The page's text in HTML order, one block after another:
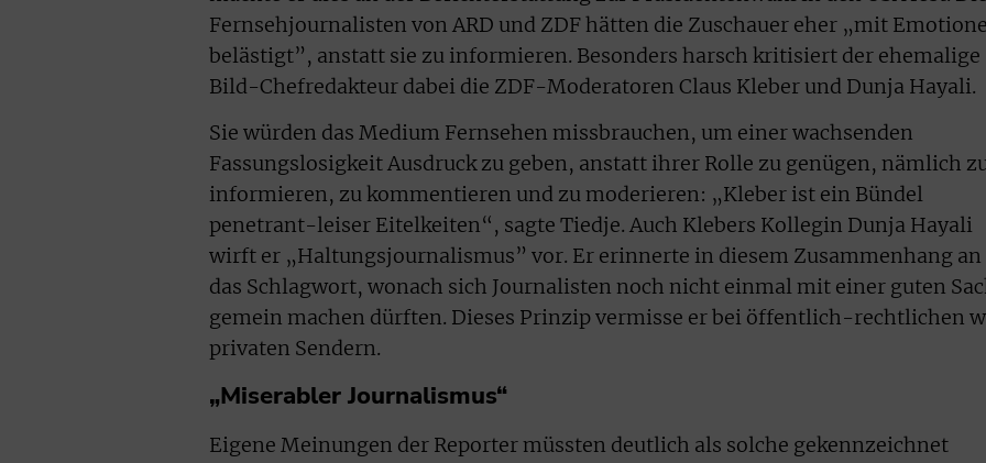
Fernsehjournalisten von ARD und ZDF hätten die Zuschauer eher „mit
belästigt”, anstatt sie zu informieren. Besonders harsch kritisiert der ehemalige
Bild-Chefredakteur dabei die ZDF-Moderatoren Claus Kleber und Dunja Hayali.
Sie würden das Medium Fernsehen missbrauchen, um einer wachsenden
Fassungslosigkeit Ausdruck zu geben, anstatt ihrer Rolle zu genügen, nämlich
informieren, zu kommentieren und zu moderieren: „Kleber ist ein Bündel
penetrant-leiser Eitelkeiten“, sagte Tiedje. Auch Klebers Kollegin Dunja Hayali
wirft er „Haltungsjournalismus” vor. Er erinnerte in diesem Zusammenhang an
das Schlagwort, wonach sich Journalisten noch nicht einmal mit einer guten
gemein machen dürften. Dieses Prinzip vermisse er bei öffentlich-rechtlichen
privaten Sendern.
„Miserabler Journalismus“
Eigene Meinungen der Reporter müssten deutlich als solche gekennzeichnet